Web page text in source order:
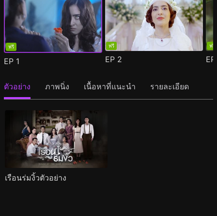
ฟรี
EP 1
ฟรี
EP 2
ฟรี
ตัวอย่าง ภาพนิ่ง เนื้อหาที่แนะนำ รายละเอียด
เรือนร่มงิ้วตัวอย่าง